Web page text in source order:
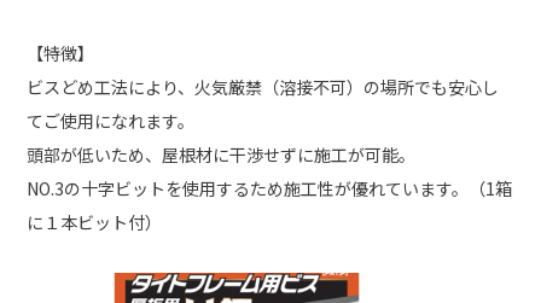
【特徴】
ビスどめ工法により、火気厳禁（溶接不可）の場所でも安心し
てご使用になれます。
頭部が低いため、屋根材に干渉せずに施工が可能。
NO.3の十字ビットを使用するため施工性が優れています。（1箱
に１本ビット付）